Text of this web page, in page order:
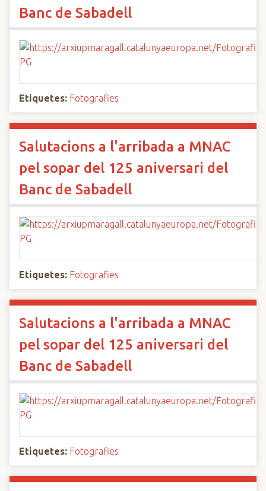
Banc de Sabadell
Etiquetes: Fotografies
Salutacions a l'arribada a MNAC
pel sopar del 125 aniversari del
Banc de Sabadell
Etiquetes: Fotografies
Salutacions a l'arribada a MNAC
pel sopar del 125 aniversari del
Banc de Sabadell
Etiquetes: Fotografies